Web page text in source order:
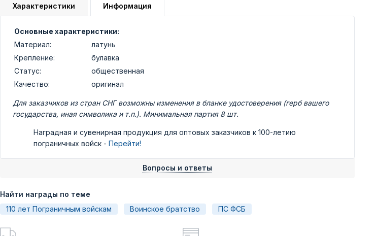
Характеристики Информация
Основные характеристики:
Материал:
латунь
Крепление:
булавка
Статус:
общественная
Качество:
оригинал
Для заказчиков из стран СНГ возможны изменения в бланке удостоверения (герб вашего
государства, иная символика и т.п.). Минимальная партия 8 шт.
Наградная и сувенирная продукция для оптовых заказчиков к 100-летию
пограничных войск - Перейти!
Вопросы и ответы
Найти награды по теме
110 лет Пограничным войскам
Воинское братство ПС ФСБ